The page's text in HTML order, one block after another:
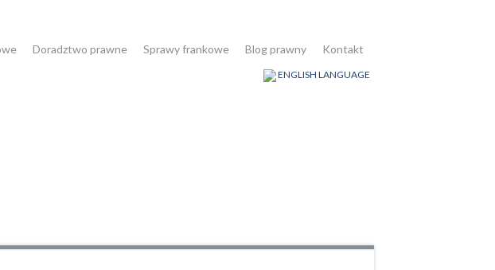
Doradztwo prawne Sprawy frankowe Blog prawny Kontakt
ENGLISH LANGUAGE